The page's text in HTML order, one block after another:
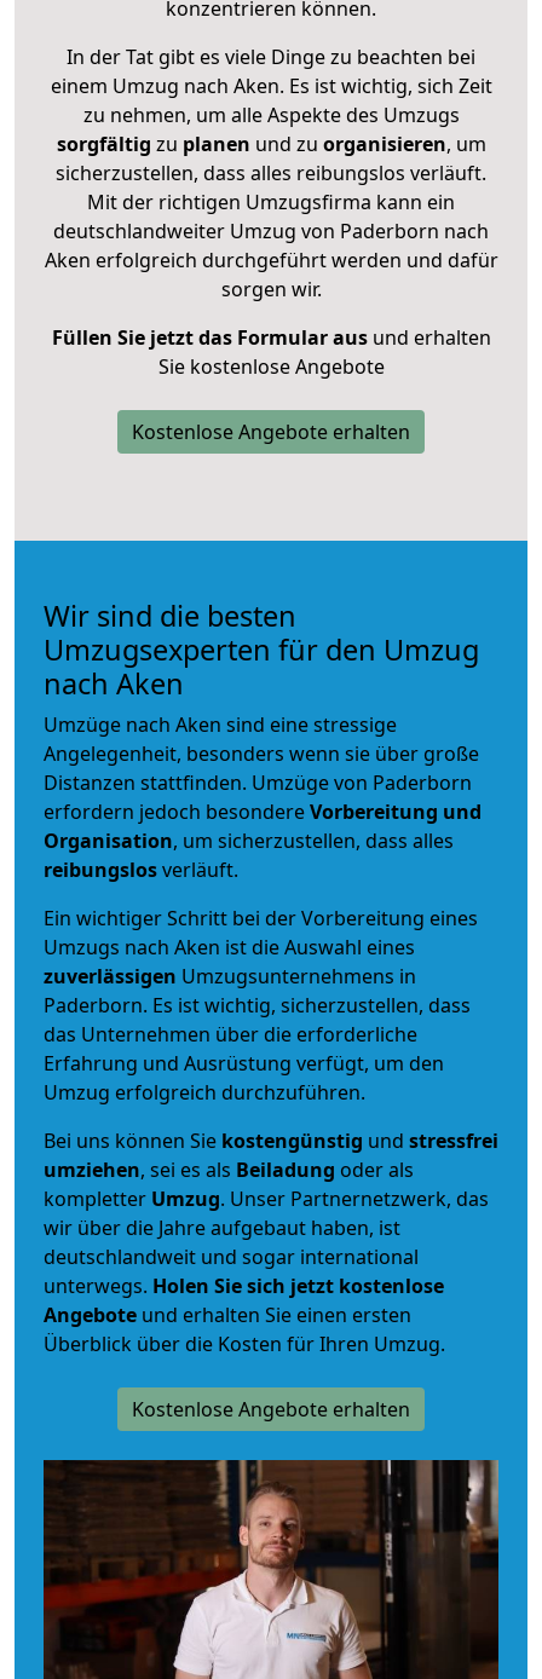
konzentrieren können.
In der Tat gibt es viele Dinge zu beachten bei
einem Umzug nach Aken. Es ist wichtig, sich Zeit
zu nehmen, um alle Aspekte des Umzugs
sorgfältig zu planen und zu organisieren, um
sicherzustellen, dass alles reibungslos verläuft.
Mit der richtigen Umzugsfirma kann ein
deutschlandweiter Umzug von Paderborn nach
Aken erfolgreich durchgeführt werden und dafür
sorgen wir.
Füllen Sie jetzt das Formular ausund erhalten
Sie kostenlose Angebote
Kostenlose Angebote erhalten
Wir sind die besten
Umzugsexperten für den Umzug
nach Aken
Umzüge nach Aken sind eine stressige
Angelegenheit, besonders wenn sie über große
Distanzen stattfinden. Umzüge von Paderborn
erfordern jedoch besondereVorbereitung und
Organisation, um sicherzustellen, dass alles
reibungslosverläuft.
Ein wichtiger Schritt bei der Vorbereitung eines
Umzugs nach Aken ist die Auswahl eines
zuverlässigen Umzugsunternehmens in
Paderborn. Es ist wichtig, sicherzustellen, dass
das Unternehmen über die erforderliche
Erfahrung und Ausrüstung verfügt, um den
Umzug erfolgreich durchzuführen.
Bei uns können Sie kostengünstig und stressfrei
umziehen, sei es als Beiladung oder als
kompletter Umzug. Unser Partnernetzwerk, das
wir über die Jahre aufgebaut haben, ist
deutschlandweit und sogar international
unterwegs. Holen Sie sich jetzt kostenlose
Angebote und erhalten Sie einen ersten
Überblick über die Kosten für Ihren Umzug.
Kostenlose Angebote erhalten